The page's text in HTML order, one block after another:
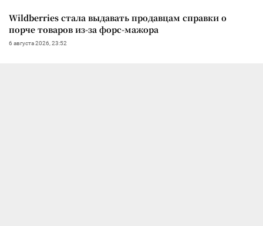
Wildberries стала выдавать продавцам справки о
порче товаров из-за форс-мажора
6 августа 2026, 23:52